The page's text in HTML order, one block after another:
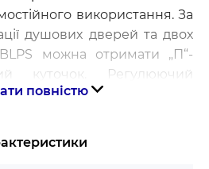
використання. За
душових дверей та двох
можна отримати „П“-
куточок. Регулюючий
розширити виріб на 2
повністю